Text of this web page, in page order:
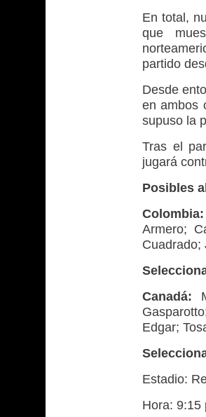
En total,
que
partido
Desde
en ambos
supuso la
Tras el
jugará
Posibles
Colombia:
Armero;
Cuadrado;
Canadá:
Edgar;
Estadio:
Hora: 9:15